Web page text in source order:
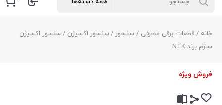
خانه / قطعات برقی مصرفی / سنسور / سنسور اکسیژن / سنسور اکسیژن
ساژم برند NTK
فروش ویژه